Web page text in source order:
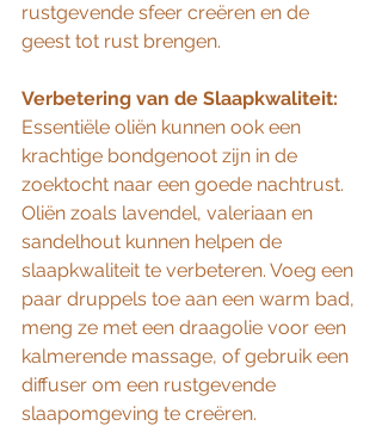
rustgevende sfeer creëren en de
geest tot rust brengen.
Verbetering van de Slaapkwaliteit:
Essentiële oliën kunnen ook een
krachtige bondgenoot zijn in de
zoektocht naar een goede nachtrust.
Oliën zoals lavendel, valeriaan en
sandelhout kunnen helpen de
slaapkwaliteit te verbeteren. Voeg een
paar druppels toe aan een warm bad,
meng ze met een draagolie voor een
kalmerende massage, of gebruik een
diffuser om een rustgevende
slaapomgeving te creëren.